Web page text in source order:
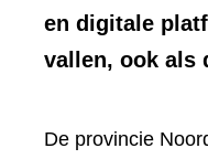
en digitale
vallen, ook als
De provincie